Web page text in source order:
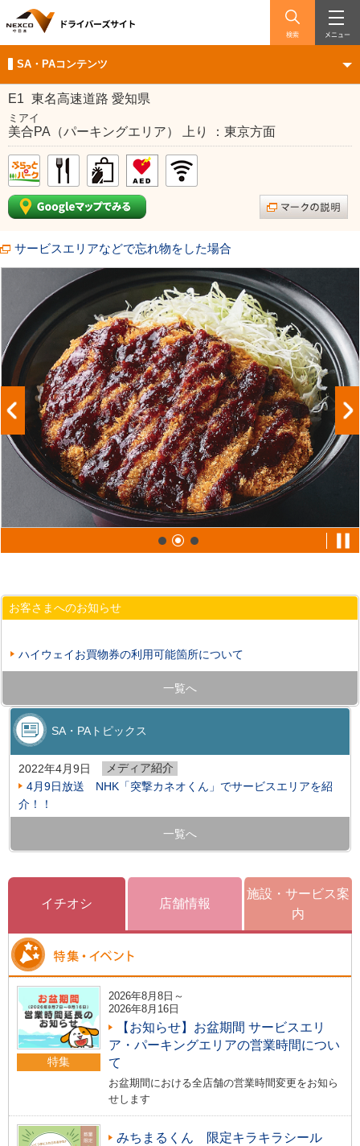
検索 メニュー
SA・PAコンテンツ
E1 東名高速道路 愛知県
ミアイ
美合PA（パーキングエリア） 上り ：東京方面
サービスエリアなどで忘れ物をした場合
お客さまへのお知らせ
ハイウェイお買物券の利用可能箇所について
一覧へ
SA・PAトピックス
2022年4月9日
メディア紹介
4月9日放送 NHK「突撃カネオくん」でサービスエリアを紹
介！！
一覧へ
イチオシ 店舗情報
施設・サービス案
内
特集
2026年8月8日～
2026年8月16日
【お知らせ】お盆期間 サービスエリ
ア・パーキングエリアの営業時間につい
て
お盆期間における全店舗の営業時間変更をお知ら
せします
みちまるくん 限定キラキラシール